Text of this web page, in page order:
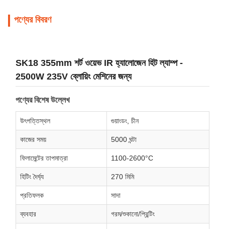
পণ্যের বিবরণ
SK18 355mm শর্ট ওয়েভ IR হ্যালোজেন হিট ল্যাম্প -
2500W 235V ব্লোয়িং মেশিনের জন্য
পণ্যের বিশেষ উল্লেখ
উৎপত্তিস্থল গুয়াংডং, চীন
কাজের সময় 5000 ঘন্টা
ফিলামেন্টের তাপমাত্রা 1100-2600°C
হিটিং দৈর্ঘ্য 270 মিমি
প্রতিফলক সাদা
ব্যবহার গরম/শুকানো/প্রিন্টিং